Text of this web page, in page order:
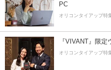
PC
オリコンタイアップ特
『VIVANT』限
オリコンタイアップ特